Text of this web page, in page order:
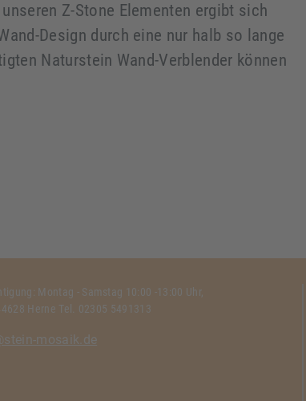
Z-Stone Elementen ergibt sich
Design durch eine nur halb so lange
Naturstein Wand-Verblender können
Montag - Samstag 10:00 -13:00 Uhr,
Herne Tel. 02305 5491313
mosaik.de